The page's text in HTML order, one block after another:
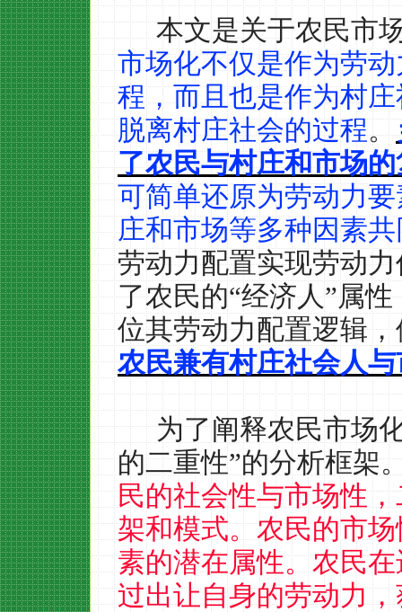
本文是关于农民市
市场化不仅是作为劳
程，而且也是作为村
脱离村庄社会的过程。
了农民与村庄和市场
可简单还原为劳动力
庄和市场等多种因素
劳动力配置实现劳动
了农民的“经济人”属
位其劳动力配置逻辑
农民兼有村庄社会人
为了阐释农民市场
的二重性”的分析框架
民的社会性与市场性
架和模式。农民的市
素的潜在属性。农民
过出让自身的劳动力